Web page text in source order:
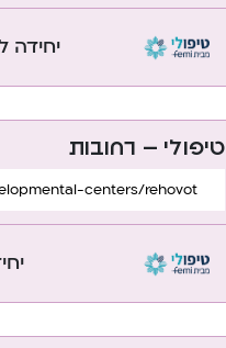
יחידה
טיפולי – רחובות
centers/rehovot/